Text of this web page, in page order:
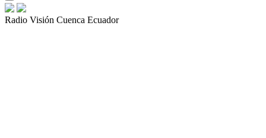
Radio Visión Cuenca Ecuador